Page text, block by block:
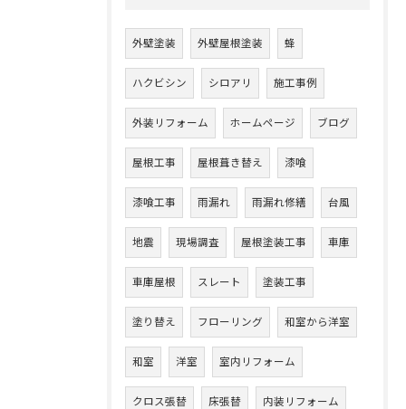
外壁塗装 外壁屋根塗装 蜂
ハクビシン シロアリ 施工事例
外装リフォーム ホームページ ブログ
屋根工事 屋根葺き替え 漆喰
漆喰工事 雨漏れ 雨漏れ修繕 台風
地震 現場調査 屋根塗装工事 車庫
車庫屋根 スレート 塗装工事
塗り替え フローリング 和室から洋室
和室 洋室 室内リフォーム
クロス張替 床張替 内装リフォーム